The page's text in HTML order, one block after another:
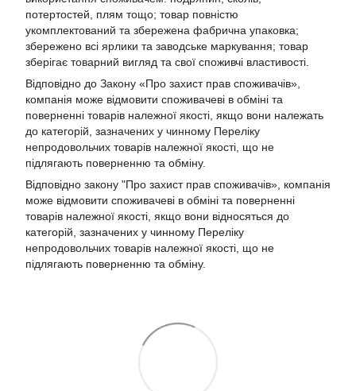
потертостей, плям тощо; товар повністю
укомплектований та збережена фабрична упаковка;
збережено всі ярлики та заводське маркування; товар
зберігає товарний вигляд та свої споживчі властивості.
Відповідно до Закону «Про захист прав споживачів»,
компанія може відмовити споживачеві в обміні та
поверненні товарів належної якості, якщо вони належать
до категорій, зазначених у чинному Переліку
непродовольчих товарів належної якості, що не
підлягають поверненню та обміну.
Відповідно закону "Про захист прав споживачів» , компанія
може відмовити споживачеві в обміні та поверненні
товарів належної якості, якщо вони відносяться до
категорій, зазначених у чинному Переліку
непродовольчих товарів належної якості, що не
підлягають поверненню та обміну.